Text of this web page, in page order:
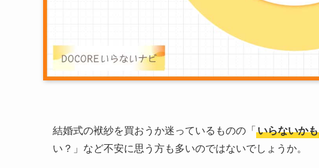
結婚式の袱紗を買おうか迷っているものの「いらないかも
い？」など不安に思う方も多いのではないでしょうか。